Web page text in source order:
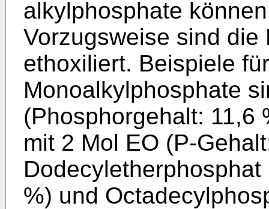
alkylphosphate
Vorzugsweise sind
ethoxiliert. Beispiele
Monoalkylphosphate
(Phosphorgehalt: 11,6
mit 2 Mol EO (P-
%) und